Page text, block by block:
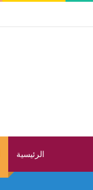
الرئيسية